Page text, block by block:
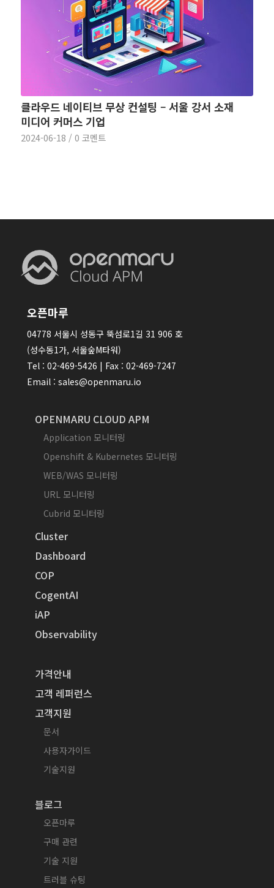
클라우드 네이티브 무상 컨설팅 – 서울 강서 소재
미디어 커머스 기업
2024-06-18 / 0 코멘트
오픈마루
04778 서울시 성동구 뚝섬로1길 31 906 호
(성수동1가, 서울숲M타워)
Tel : 02-469-5426 | Fax : 02-469-7247
Email : sales@openmaru.io
OPENMARU CLOUD APM
Application 모니터링
Openshift & Kubernetes 모니터링
WEB/WAS 모니터링
URL 모니터링
Cubrid 모니터링
Cluster
Dashboard
COP
CogentAI
iAP
Observability
가격안내
고객 레퍼런스
고객지원
문서
사용자가이드
기술지원
블로그
오픈마루
구매 관련
기술 지원
트러블 슈팅